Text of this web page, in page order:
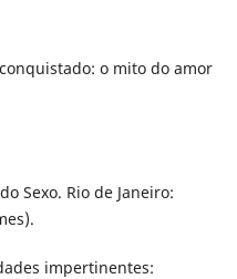
o mito do amor
Sexo. Rio de Janeiro:
impertinentes: